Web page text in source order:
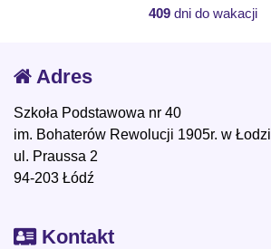
409 dni do wakacji
Adres
Szkoła Podstawowa nr 40
im. Bohaterów Rewolucji 1905r. w Łodzi
ul. Praussa 2
94-203 Łódź
Kontakt